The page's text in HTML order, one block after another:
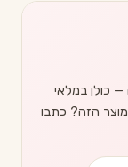
כולן במלאי
את המוצר הזה? כתבו